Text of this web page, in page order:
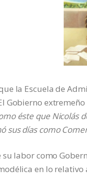
la Escuela de
Gobierno
éste que Nicolás
sus días como
labor como
en lo